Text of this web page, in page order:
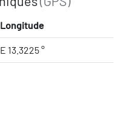
Longitude
E 13.3225 °